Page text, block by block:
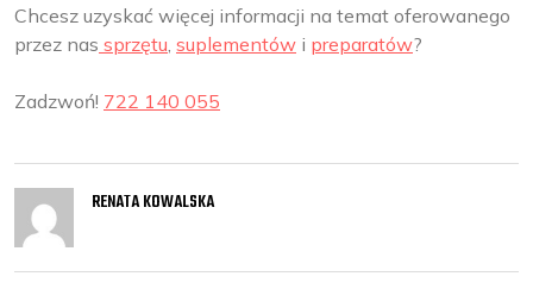
Chcesz uzyskać więcej informacji na temat oferowanego
przez nas sprzętu, suplementów i preparatów?
Zadzwoń! 722 140 055
RENATA KOWALSKA